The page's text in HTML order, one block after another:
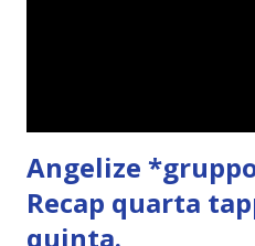
Angelize
Recap quarta
quinta.